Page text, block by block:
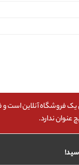
فروشگاه آنلاین است و
ندارد.